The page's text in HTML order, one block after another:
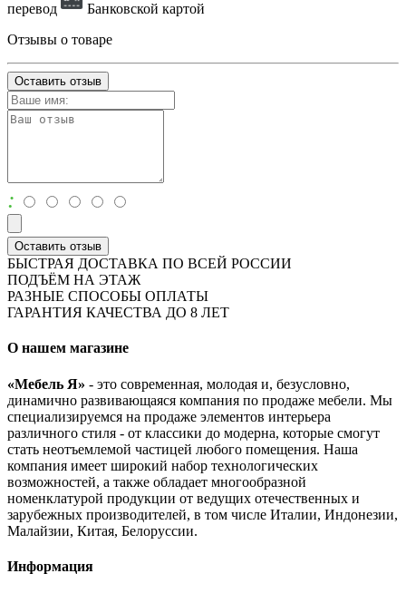
перевод
Банковской картой
Отзывы о товаре
Оставить отзыв
:
Оставить отзыв
БЫСТРАЯ ДОСТАВКА ПО ВСЕЙ РОССИИ
ПОДЪЁМ НА ЭТАЖ
РАЗНЫЕ СПОСОБЫ ОПЛАТЫ
ГАРАНТИЯ КАЧЕСТВА ДО 8 ЛЕТ
О нашем магазине
«Мебель Я» - это современная, молодая и, безусловно,
динамично развивающаяся компания по продаже мебели. Мы
специализируемся на продаже элементов интерьера
различного стиля - от классики до модерна, которые смогут
стать неотъемлемой частицей любого помещения. Наша
компания имеет широкий набор технологических
возможностей, а также обладает многообразной
номенклатурой продукции от ведущих отечественных и
зарубежных производителей, в том числе Италии, Индонезии,
Малайзии, Китая, Белоруссии.
Информация